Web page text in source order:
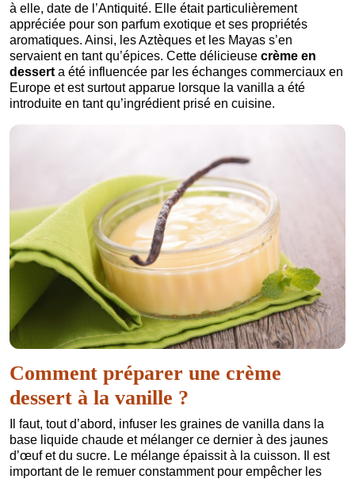
à elle, date de l’Antiquité. Elle était particulièrement
appréciée pour son parfum exotique et ses propriétés
aromatiques. Ainsi, les Aztèques et les Mayas s’en
servaient en tant qu’épices. Cette délicieuse crème en
dessert a été influencée par les échanges commerciaux en
Europe et est surtout apparue lorsque la vanilla a été
introduite en tant qu’ingrédient prisé en cuisine.
Comment préparer une crème
dessert à la vanille ?
Il faut, tout d’abord, infuser les graines de vanilla dans la
base liquide chaude et mélanger ce dernier à des jaunes
d’œuf et du sucre. Le mélange épaissit à la cuisson. Il est
important de le remuer constamment pour empêcher les